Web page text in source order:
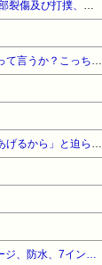
【悲報】元EXILE・黒木啓司、妻・宮崎麗果被告へのDV事案で逮捕 宮崎は全身打撲、頭部裂傷及び打撲、頸部損傷の怪我
【悲報】有吉「『俺テレビ見ない』って言う奴おかしいだろ。団子屋で『団子食べない』って言うか？こっちは芸人だぞ」
ウトのセクハラを夫に泣いて訴えても「いいじゃないかそのくらい。我慢してたらご褒美あげるから」と迫られた。夫が気持ち悪くて悲鳴をあげたら「うるさい」とグーで殴られた
【Amazonデバイスサマーセール】【20%OFF！】 Amazon Kindle Colorsoft | 16GBストレージ、防水、7インチカラーディスプレイ、色調調節ライト、最大8週間持続バッテリー、広告無し、ブラック (2025年発売)